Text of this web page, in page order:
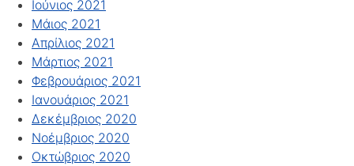
Ιούνιος 2021
Μάιος 2021
Απρίλιος 2021
Μάρτιος 2021
Φεβρουάριος 2021
Ιανουάριος 2021
Δεκέμβριος 2020
Νοέμβριος 2020
Οκτώβριος 2020